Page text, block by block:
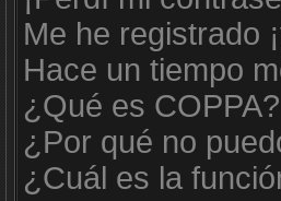
Me he registrado
Hace un tiempo
¿Qué es
¿Por qué no
¿Cuál es la